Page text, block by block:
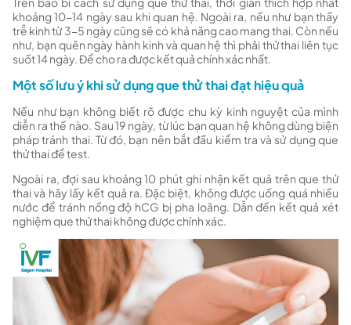
khoảng 10-14 ngày sau khi quan hệ. Ngoài ra, nếu như bạn thấy
trễ kinh từ 3-5 ngày cũng sẽ có khả năng cao mang thai. Còn nếu
như, bạn quên ngày hành kinh và quan hệ thì phải thử thai liên tục
suốt 14 ngày. Để cho ra được kết quả chính xác nhất.
Một số lưu ý khi sử dụng que thử thai đạt hiệu quả
Nếu như bạn không biết rõ được chu kỳ kinh nguyệt của mình
diễn ra thế nào. Sau 19 ngày, từ lúc bạn quan hệ không dùng biện
pháp tránh thai. Từ đó, bạn nên bắt đầu kiểm tra và sử dụng que
thử thai để test.
Ngoài ra, đợi sau khoảng 10 phút ghi nhận kết quả trên que thử
thai và hãy lấy kết quả ra. Đặc biệt, không được uống quá nhiều
nước để tránh nồng độ hCG bị pha loãng. Dẫn đến kết quả xét
nghiệm que thử thai không được chính xác.